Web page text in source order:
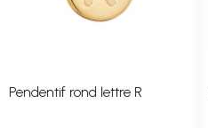
Pendentif rond lettre R